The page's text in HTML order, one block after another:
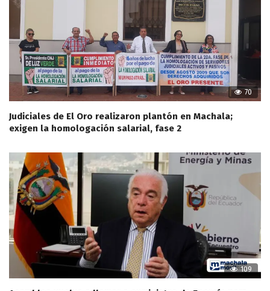
70
Judiciales de El Oro realizaron plantón en Machala;
exigen la homologación salarial, fase 2
109